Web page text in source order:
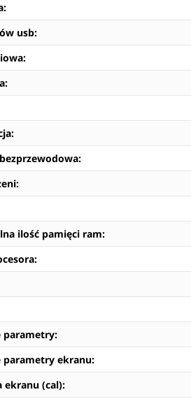
:
usb:
:
:
:
:
:
ilość pamięci ram:
:
parametry:
parametry ekranu:
ekranu (cal):